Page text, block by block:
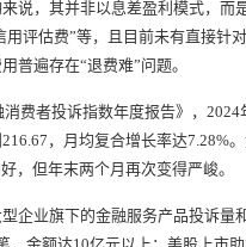
说，其并非以息差盈利模式，而
用评估费”等，且目前未有直接针
普遍存在“退费难”问题。
者投诉指数年度报告》，2024
，月均复合增长率达7.28%
，但年末两个月再次变得严峻。
业旗下的金融服务产品投诉量